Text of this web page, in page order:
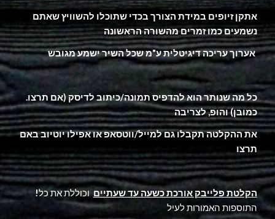
אתקן זיופים במידת הצורך בכדי שתוכלו להשוויץ שאתם
נשמעים כמו זמרים מהשורה הראשונה
אערוך עריכה דיגיטלית ע"מ שכל השיר ישמע מגובש
.כל מה שנותר הוא להדפיס תמונה/כיתוב לדיסק (אם תרצו
כמובן) והופ, לצריבה
את ההקלטה תקבלו גם למייל/ווטסאפ או אפילו יוטיוב באם
תרצו
! הקלטת פלייבק אורכת כשעה עד שעתיים וכוללת את כל
התוספות האמורות לעיל